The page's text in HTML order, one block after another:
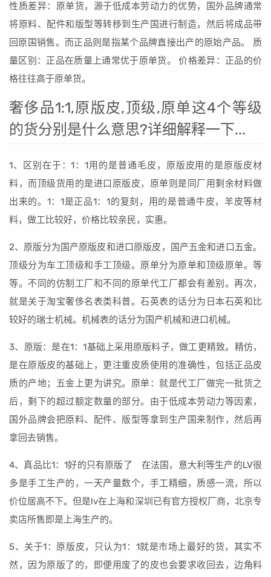
性质差异：原单货，源于低成本劳动力的优势，国外品牌通常
将原料、配件和版型等转移到生产国进行制造，然后将成品带
回原国销售。而正品则是指某个品牌直接出产的原始产品。 质
量区别：正品在质量上通常优于原单货。 价格差异：正品的价
格往往高于原单货。
奢侈品1:1,原版皮,顶级,原单这4个等级
的货分别是什么意思?详细解释一下...
1、区别在于：1：1用的是普通毛皮，原版皮用的是原版皮材
料，而顶级货用的是进口原版皮，原单则是同厂用剩余材料做
出来的。1：1是正品1：1的复刻，用的是普通牛皮，羊皮等材
料，做工比较好，价格比较亲民，实惠。
2、原版分为国产原版皮和进口原版皮，国产五金和进口五金。
顶级分为车工顶级和手工顶级。原单分为原单和顶级原单。等
等。不同的仿制工厂和不同的原单代工厂都会有差别。再次，
就是关于淘宝奢侈名表类科普。石英表的话分为日本石英和比
较好的瑞士机械。机械表的话分为国产机械和进口机械。
3、原版：是在1：1基础上采用原版料子，做工更精致。精仿，
是在原版皮的基础上，更注重皮质使用的准确性，包括正品皮
质的产地；五金上更为讲究。原单：就是代工厂做完一批货之
后，剩下的超过额定数量的部分。由于低成本劳动力等因素，
国外品牌会把原料、配件、版型等拿到生产国来制作，然后再
拿回去销售。
4、真品比1：1好的只有原版了 在法国，意大利等生产的LV很
多是手工生产的，一天产量数个，手工精细，质感一流，所以
价位居高不下。但是lv在上海和深圳已有官方授权厂商，北京专
卖店所售即是上海生产的。
5、关于1：原版皮，只认为1：1就是市场上最好的货，其实不
然，因为原版了的，即便用废了的皮也会要求收回去，边角料